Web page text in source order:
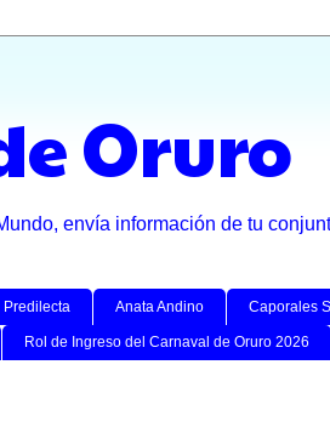
Oruro
envía información de tu
Predilecta Anata Andino Caporales
Rol de Ingreso del Carnaval de Oruro 2026